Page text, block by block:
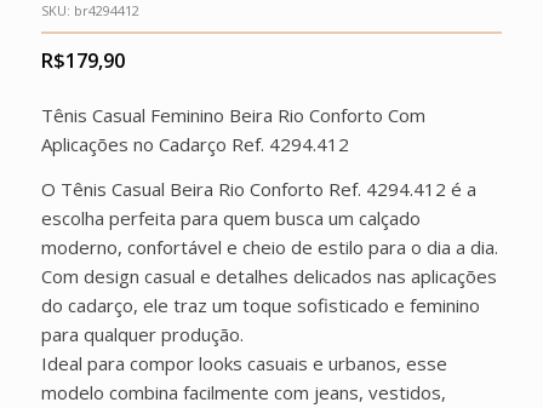
SKU: br4294412
R$179,90
Tênis Casual Feminino Beira Rio Conforto Com
Aplicações no Cadarço Ref. 4294.412
O Tênis Casual Beira Rio Conforto Ref. 4294.412 é a
escolha perfeita para quem busca um calçado
moderno, confortável e cheio de estilo para o dia a dia.
Com design casual e detalhes delicados nas aplicações
do cadarço, ele traz um toque sofisticado e feminino
para qualquer produção.
Ideal para compor looks casuais e urbanos, esse
modelo combina facilmente com jeans, vestidos,